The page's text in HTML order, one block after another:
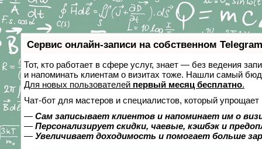
Сервис онлайн-записи на собственном
Тот, кто работает в сфере услуг, знает — без ведения
и напоминать клиентам о визитах тоже. Нашли самый
Для новых пользователей первый месяц бесплатно.
Чат-бот для мастеров и специалистов, который упрощает
— Сам записывает клиентов и напоминает им о
— Персонализирует скидки, чаевые, кэшбэк и
— Увеличивает доходимость и помогает больше